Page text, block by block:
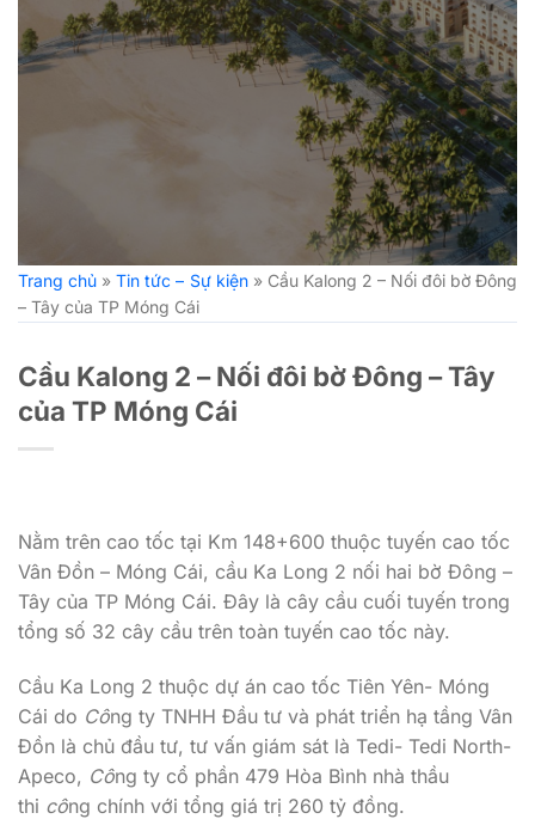
Trang chủ »Tin tức – Sự kiện» Cầu Kalong 2 – Nối đôi bờ Đông
– Tây của TP Móng Cái
Cầu Kalong 2 – Nối đôi bờ Đông – Tây
của TP Móng Cái
Nằm trên cao tốc tại Km 148+600 thuộc tuyến cao tốc
Vân Đồn – Móng Cái, cầu Ka Long 2 nối hai bờ Đông –
Tây của TP Móng Cái. Đây là cây cầu cuối tuyến trong
tổng số 32 cây cầu trên toàn tuyến cao tốc này.
Cầu Ka Long 2 thuộc dự án cao tốc Tiên Yên- Móng
Cái do Công ty TNHH Đầu tư và phát triển hạ tầng Vân
Đồn là chủ đầu tư, tư vấn giám sát là Tedi- Tedi North-
Apeco, Công ty cổ phần 479 Hòa Bình nhà thầu
thi công chính với tổng giá trị 260 tỷ đồng.